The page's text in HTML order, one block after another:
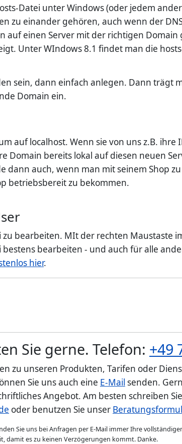
Datei unter Windows (oder jedem
zu einander gehören, auch wenn der
auf einen Server mit der richtigen Domain
Unter WIndows 8.1 findet man die
sein, dann einfach anlegen. Dann trägt
Domain ein.
auf localhost. Wenn sie von uns z.B. ihre
Domain bereits lokal auf diesen neuen
dann auch, wenn man mit seinem Shop
betriebsbereit zu bekommen.
bearbeiten. MIt der rechten Maustaste
bearbeiten - und auch für alle
hier.
Sie gerne. Telefon: +49
zu unseren Produkten, Tarifen oder
Sie uns auch eine E-Mail senden.
Angebot. Am besten schreiben
oder benutzen Sie unser
Sie uns bei Anfragen per E-Mail immer Ihre
damit es zu keinen Verzögerungen kommt. Danke.